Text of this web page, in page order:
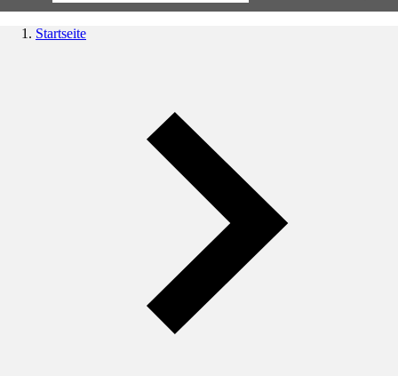
Startseite